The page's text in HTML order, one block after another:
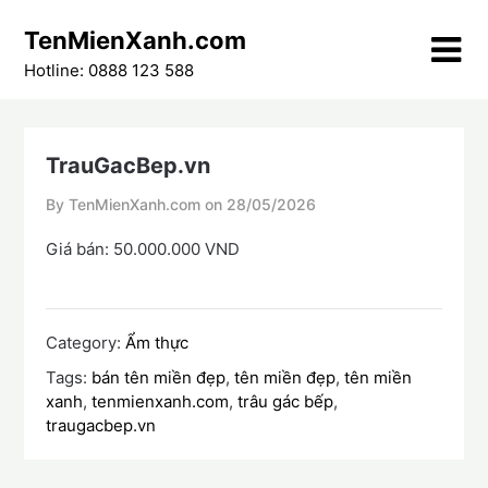
content
TenMienXanh.com
Hotline: 0888 123 588
TrauGacBep.vn
By TenMienXanh.com on 28/05/2026
Giá bán: 50.000.000 VND
Category: Ẩm thực
Tags: bán tên miền đẹp,tên miền đẹp,tên miền
xanh,tenmienxanh.com,trâu gác bếp,
traugacbep.vn